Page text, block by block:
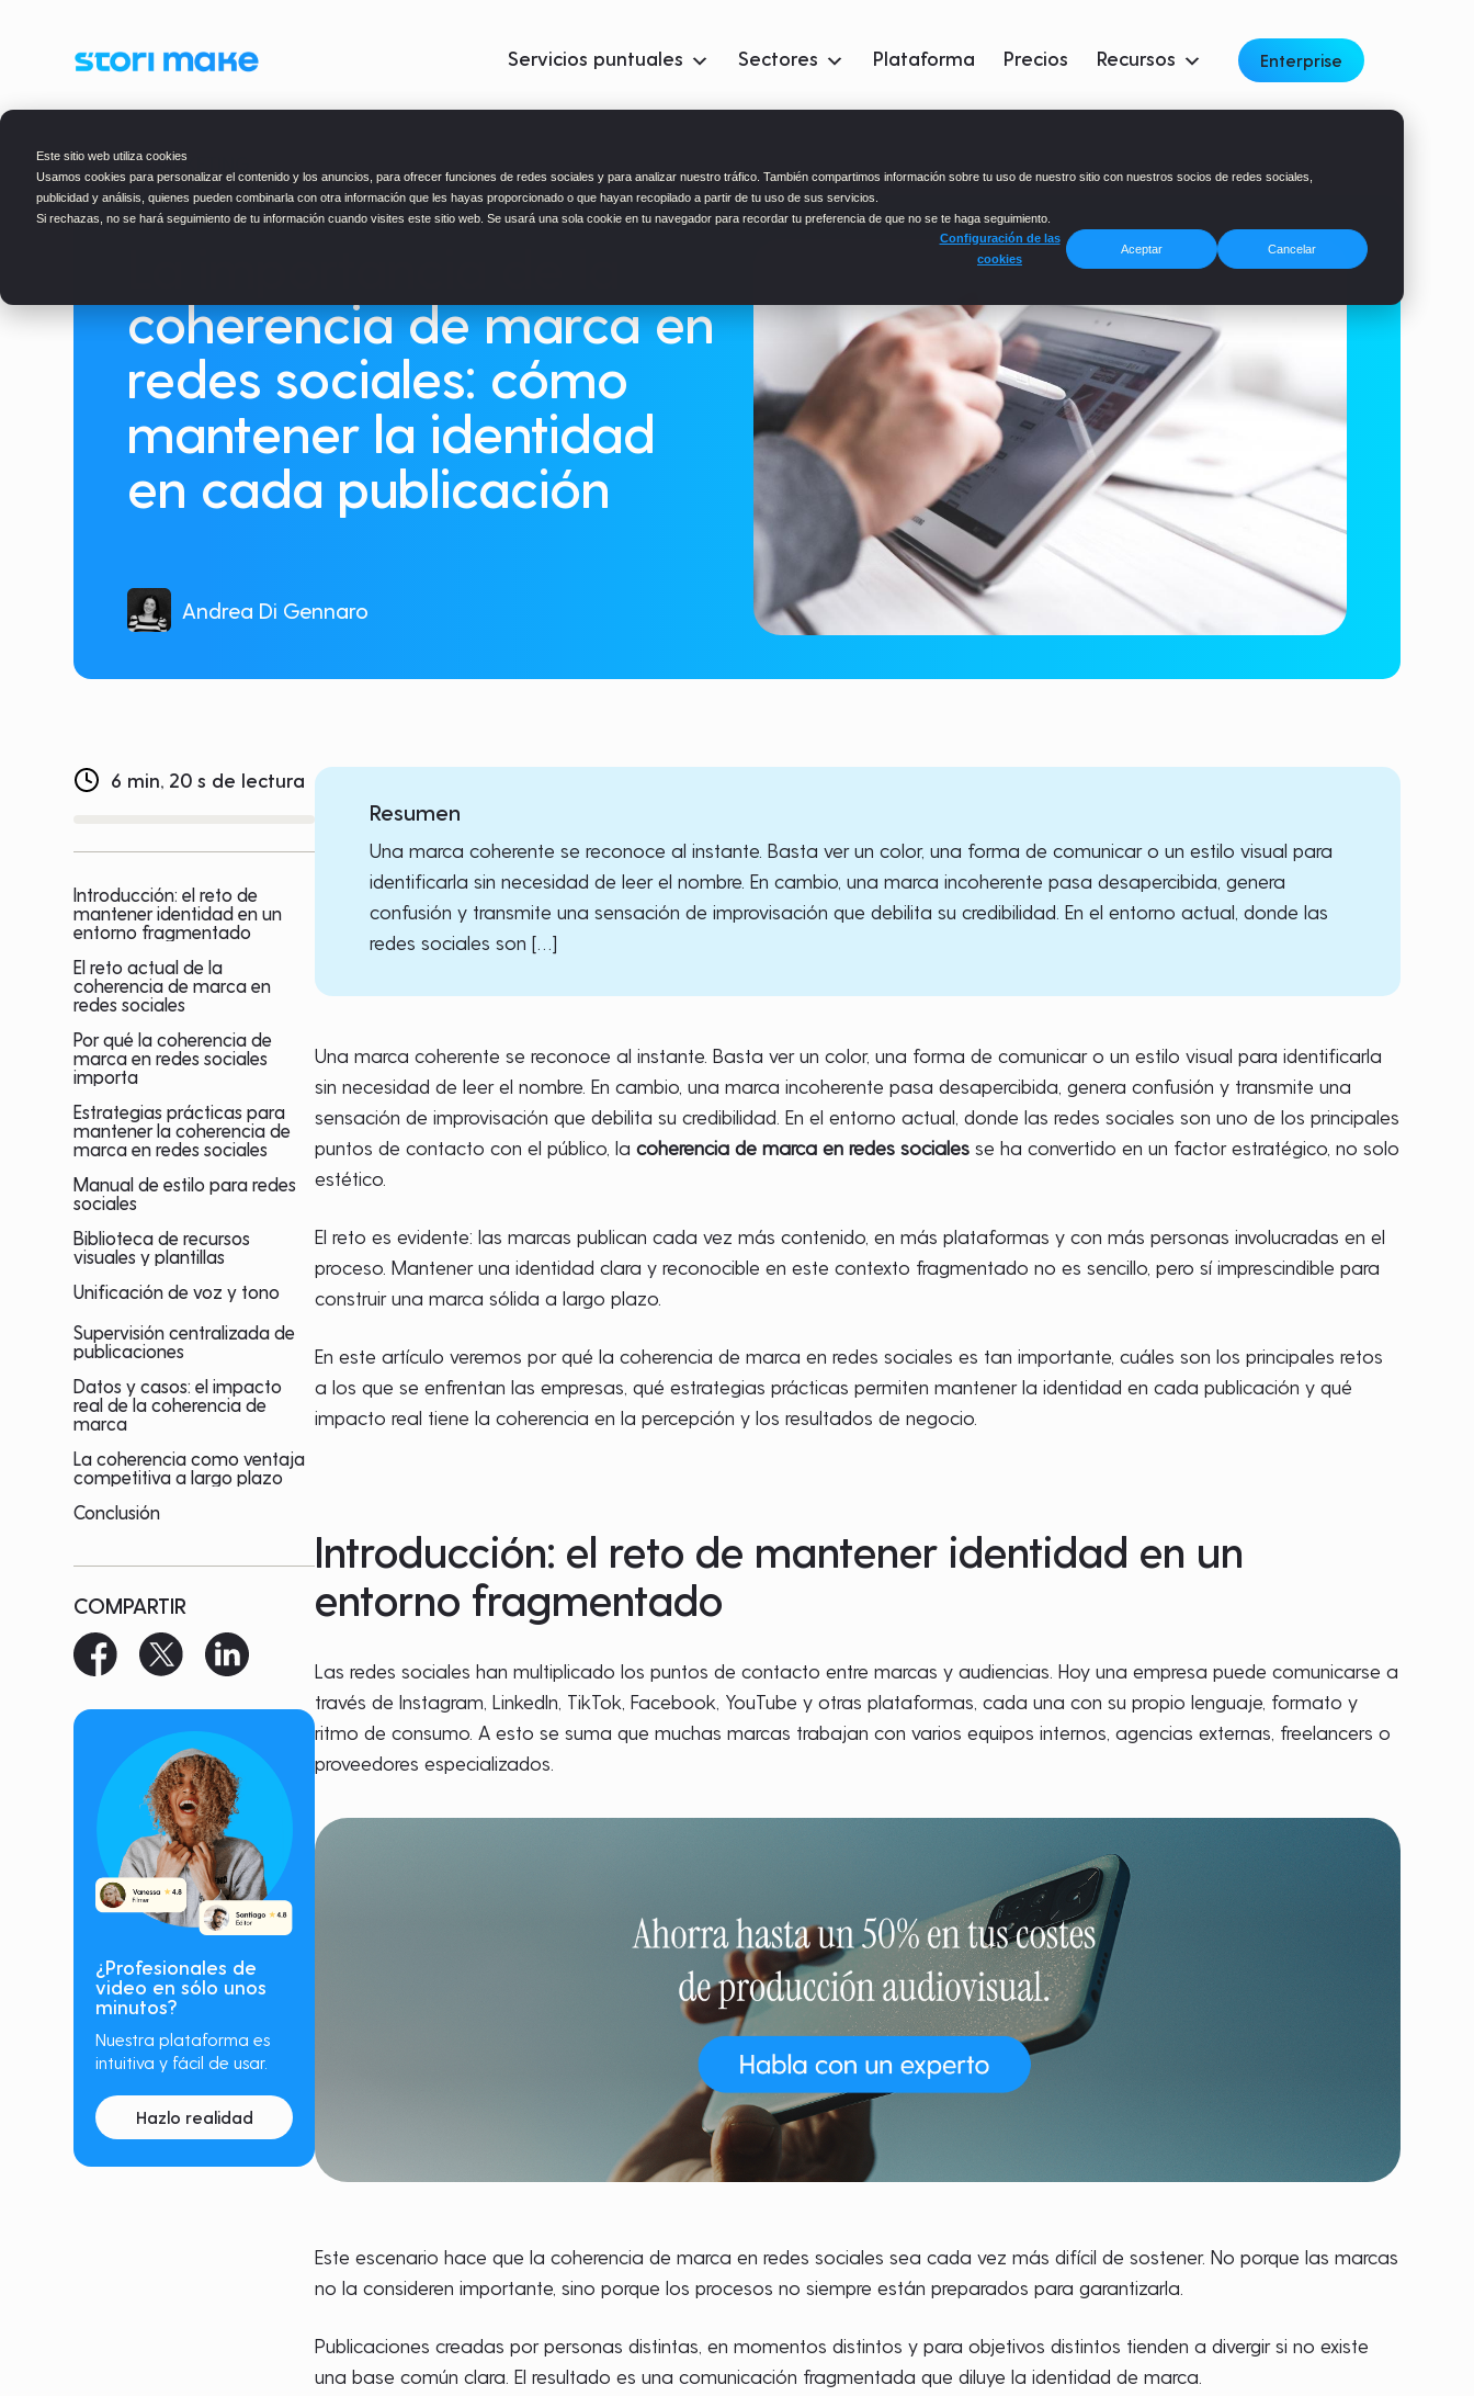
Este sitio web utiliza cookies
Usamos cookies para personalizar el contenido y los anuncios, para ofrecer funciones de redes sociales y para analizar nuestro tráfico. También compartimos información sobre tu uso de nuestro sitio con nuestros socios de redes sociales,
publicidad y análisis, quienes pueden combinarla con otra información que les hayas proporcionado o que hayan recopilado a partir de tu uso de sus servicios.
Si rechazas, no se hará seguimiento de tu información cuando visites este sitio web. Se usará una sola cookie en tu navegador para recordar tu preferencia de que no se te haga seguimiento.
Configuración de las
cookies
Aceptar Cancelar
Servicios puntuales Sectores Plataforma Precios Recursos Enterprise
BLOG> MARKETING
coherencia de marca en
redes sociales: cómo
mantener la identidad
en cada publicación
Andrea Di Gennaro
6 min, 20 s de lectura
Introducción: el reto de
mantener identidad en un
entorno fragmentado
El reto actual de la
coherencia de marca en
redes sociales
Por qué la coherencia de
marca en redes sociales
importa
Estrategias prácticas para
mantener la coherencia de
marca en redes sociales
Manual de estilo para redes
sociales
Biblioteca de recursos
visuales y plantillas
Unificación de voz y tono
Supervisión centralizada de
publicaciones
Datos y casos: el impacto
real de la coherencia de
marca
La coherencia como ventaja
competitiva a largo plazo
Conclusión
COMPARTIR
¿Profesionales de
video en sólo unos
minutos?
Nuestra plataforma es
intuitiva y fácil de usar.
Hazlo realidad
Resumen
Una marca coherente se reconoce al instante. Basta ver un color, una forma de comunicar o un estilo visual para
identificarla sin necesidad de leer el nombre. En cambio, una marca incoherente pasa desapercibida, genera
confusión y transmite una sensación de improvisación que debilita su credibilidad. En el entorno actual, donde las
redes sociales son […]
Una marca coherente se reconoce al instante. Basta ver un color, una forma de comunicar o un estilo visual para identificarla
sin necesidad de leer el nombre. En cambio, una marca incoherente pasa desapercibida, genera confusión y transmite una
sensación de improvisación que debilita su credibilidad. En el entorno actual, donde las redes sociales son uno de los principales
puntos de contacto con el público, lacoherencia de marca en redes sociales se ha convertido en un factor estratégico, no solo
estético.
El reto es evidente: las marcas publican cada vez más contenido, en más plataformas y con más personas involucradas en el
proceso. Mantener una identidad clara y reconocible en este contexto fragmentado no es sencillo, pero sí imprescindible para
construir una marca sólida a largo plazo.
En este artículo veremos por qué la coherencia de marca en redes sociales es tan importante, cuáles son los principales retos
a los que se enfrentan las empresas, qué estrategias prácticas permiten mantener la identidad en cada publicación y qué
impacto real tiene la coherencia en la percepción y los resultados de negocio.
Introducción: el reto de mantener identidad en un
entorno fragmentado
Las redes sociales han multiplicado los puntos de contacto entre marcas y audiencias. Hoy una empresa puede comunicarse a
través de Instagram, LinkedIn, TikTok, Facebook, YouTube y otras plataformas, cada una con su propio lenguaje, formato y
ritmo de consumo. A esto se suma que muchas marcas trabajan con varios equipos internos, agencias externas, freelancers o
proveedores especializados.
Este escenario hace que la coherencia de marca en redes sociales sea cada vez más difícil de sostener. No porque las marcas
no la consideren importante, sino porque los procesos no siempre están preparados para garantizarla.
Publicaciones creadas por personas distintas, en momentos distintos y para objetivos distintos tienden a divergir si no existe
una base común clara. El resultado es una comunicación fragmentada que diluye la identidad de marca.